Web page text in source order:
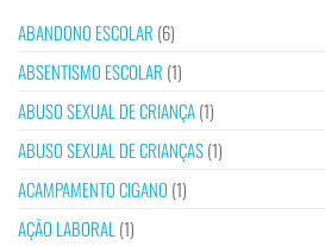
ABANDONO ESCOLAR (6)
ABSENTISMO ESCOLAR (1)
ABUSO SEXUAL DE CRIANÇA(1)
ABUSO SEXUAL DE CRIANÇAS(1)
ACAMPAMENTO CIGANO (1)
AÇÃO LABORAL (1)